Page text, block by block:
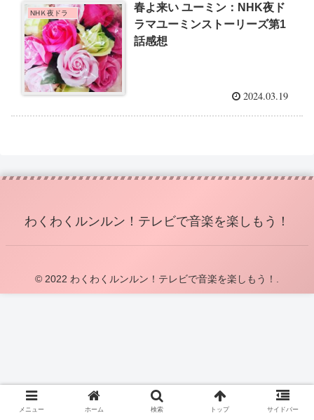
NHＫ夜ドラ
春よ来い ユーミン：NHK夜ド
ラマユーミンストーリーズ第1
話感想
2024.03.19
わくわくルンルン！テレビで音楽を楽しもう！
© 2022 わくわくルンルン！テレビで音楽を楽しもう！.
メニュー ホーム 検索 トップ サイドバー